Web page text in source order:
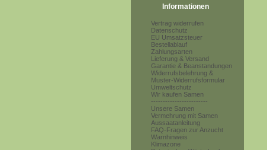
Informationen
Vertrag widerrufen
Datenschutz
EU Umsatzsteuer
Bestellablauf
Zahlungsarten
Lieferung & Versand
Garantie & Beanstandungen
Widerrufsbelehrung &
Muster-Widerrufsformular
Umweltschutz
Wir kaufen Samen
------------------------
Unsere Samen
Vermehrung mit Samen
Aussaatanleitung
FAQ-Fragen zur Anzucht
Warnhinweis
Klimazone